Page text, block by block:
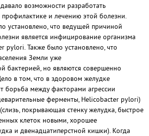
возможности разработать
и лечению этой болезни.
установлено, что ведущей причиной
является инфицирование организма
pylori. Также было установлено, что
Земли уже
бактерией, но являются совершенно
в том, что в здоровом желудке
борьба между факторами агрессии
ферменты, Helicobacter pylori)
покрывающая стенку желудка, быстрое
клеток новыми, хорошее
и двенадцатиперстной кишки). Когда